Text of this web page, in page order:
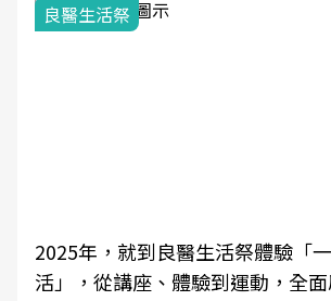
我與健康韌性的距離
良醫健康網從「換季的身體變化
學觀點與日常感受的對話，建立